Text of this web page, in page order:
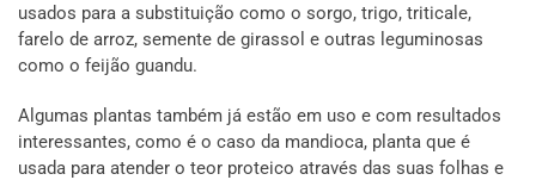
usados para a substituição como o sorgo, trigo, triticale,
farelo de arroz, semente de girassol e outras leguminosas
como o feijão guandu.
Algumas plantas também já estão em uso e com resultados
interessantes, como é o caso da mandioca, planta que é
usada para atender o teor proteico através das suas folhas e